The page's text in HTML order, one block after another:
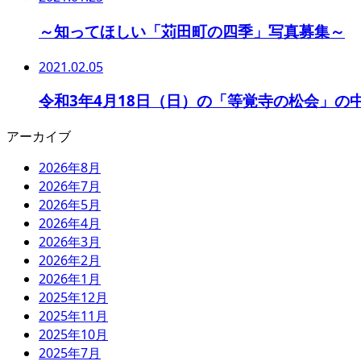
～知ってほしい「苅田町の四季」写真募集～
2021.02.05
令和3年4月18日（日）の「等覚寺の松会」の
アーカイブ
2026年8月
2026年7月
2026年5月
2026年4月
2026年3月
2026年2月
2026年1月
2025年12月
2025年11月
2025年10月
2025年7月